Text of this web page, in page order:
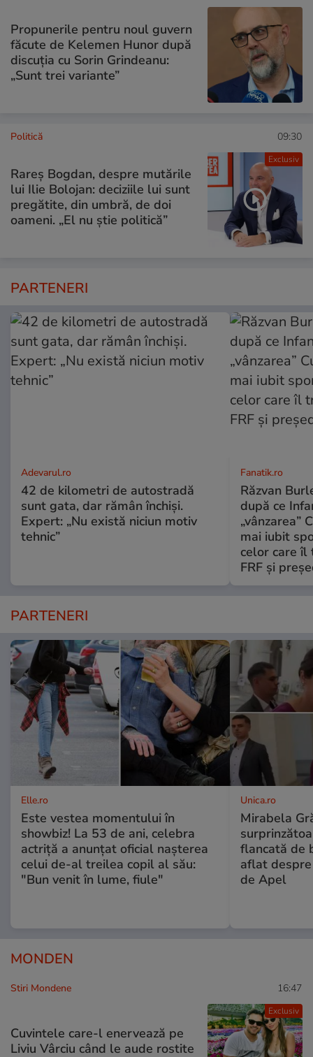
Propunerile pentru noul guvern
făcute de Kelemen Hunor după
discuția cu Sorin Grindeanu:
„Sunt trei variante”
Exclusiv
Politică 09:30
Rareș Bogdan, despre mutările
lui Ilie Bolojan: deciziile lui sunt
pregătite, din umbră, de doi
oameni. „El nu știe politică”
PARTENERI
Adevarul.ro
42 de kilometri de autostradă
sunt gata, dar rămân închiși.
Expert: „Nu există niciun motiv
tehnic”
Fanatik.ro
Răzvan
după ce
„vânzarea”
mai iubit
celor care îl
FRF şi
PARTENERI
Elle.ro
Este vestea momentului în
showbiz! La 53 de ani, celebra
actriță a anunțat oficial nașterea
celui de-al treilea copil al său:
"Bun venit în lume, fiule"
Unica.ro
Mirabela
flancată de
aflat
de Apel
MONDEN
Exclusiv
Stiri Mondene 16:47
Cuvintele care-l enervează pe
Liviu Vârciu când le aude rostite